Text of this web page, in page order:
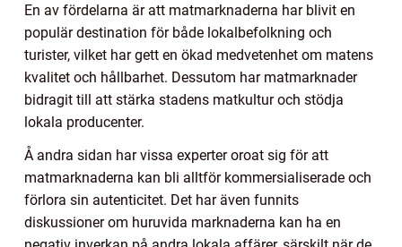
En av fördelarna är att matmarknaderna har blivit en
populär destination för både lokalbefolkning och
turister, vilket har gett en ökad medvetenhet om matens
kvalitet och hållbarhet. Dessutom har matmarknader
bidragit till att stärka stadens matkultur och stödja
lokala producenter.
Å andra sidan har vissa experter oroat sig för att
matmarknaderna kan bli alltför kommersialiserade och
förlora sin autenticitet. Det har även funnits
diskussioner om huruvida marknaderna kan ha en